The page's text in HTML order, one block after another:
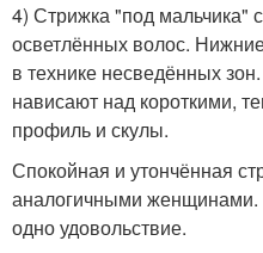
4) Стрижка "под мальчика"
осветлённых волос.
в технике несведённых
нависают над короткими,
профиль и скулы.
Спокойная и утончённая
аналогичными женщинами.
одно удовольствие.